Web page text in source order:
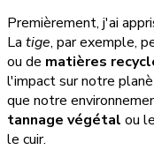
Premièrement, j'ai
La tige, par exemple,
ou de matières
l'impact sur notre
que notre
tannage végétal ou
le cuir.